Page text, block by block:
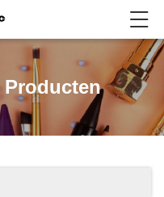
Producten